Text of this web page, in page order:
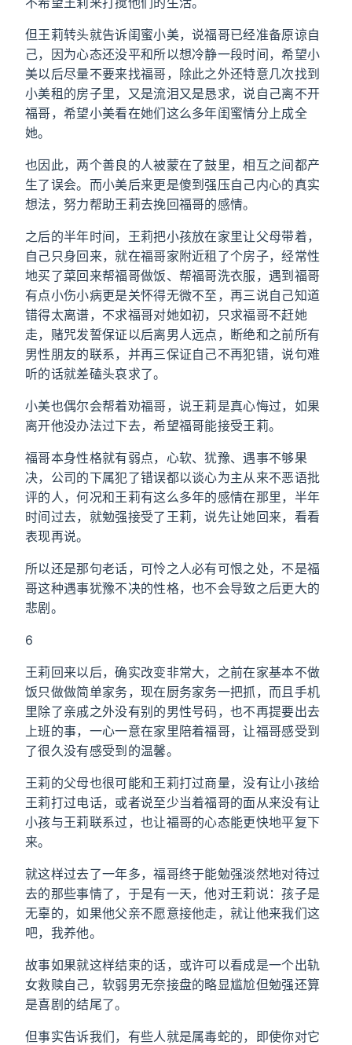
但王莉转头就告诉闺蜜小美，说福哥已经准备原谅自
己，因为心态还没平和所以想冷静一段时间，希望小
美以后尽量不要来找福哥，除此之外还特意几次找到
小美租的房子里，又是流泪又是恳求，说自己离不开
福哥，希望小美看在她们这么多年闺蜜情分上成全
她。
也因此，两个善良的人被蒙在了鼓里，相互之间都产
生了误会。而小美后来更是傻到强压自己内心的真实
想法，努力帮助王莉去挽回福哥的感情。
之后的半年时间，王莉把小孩放在家里让父母带着，
自己只身回来，就在福哥家附近租了个房子，经常性
地买了菜回来帮福哥做饭、帮福哥洗衣服，遇到福哥
有点小伤小病更是关怀得无微不至，再三说自己知道
错得太离谱，不求福哥对她如初，只求福哥不赶她
走，赌咒发誓保证以后离男人远点，断绝和之前所有
男性朋友的联系，并再三保证自己不再犯错，说句难
听的话就差磕头哀求了。
小美也偶尔会帮着劝福哥，说王莉是真心悔过，如果
离开他没办法过下去，希望福哥能接受王莉。
福哥本身性格就有弱点，心软、犹豫、遇事不够果
决，公司的下属犯了错误都以谈心为主从来不恶语批
评的人，何况和王莉有这么多年的感情在那里，半年
时间过去，就勉强接受了王莉，说先让她回来，看看
表现再说。
所以还是那句老话，可怜之人必有可恨之处，不是福
哥这种遇事犹豫不决的性格，也不会导致之后更大的
悲剧。
6
王莉回来以后，确实改变非常大，之前在家基本不做
饭只做做简单家务，现在厨务家务一把抓，而且手机
里除了亲戚之外没有别的男性号码，也不再提要出去
上班的事，一心一意在家里陪着福哥，让福哥感受到
了很久没有感受到的温馨。
王莉的父母也很可能和王莉打过商量，没有让小孩给
王莉打过电话，或者说至少当着福哥的面从来没有让
小孩与王莉联系过，也让福哥的心态能更快地平复下
来。
就这样过去了一年多，福哥终于能勉强淡然地对待过
去的那些事情了，于是有一天，他对王莉说：孩子是
无辜的，如果他父亲不愿意接他走，就让他来我们这
吧，我养他。
故事如果就这样结束的话，或许可以看成是一个出轨
女救赎自己，软弱男无奈接盘的略显尴尬但勉强还算
是喜剧的结尾了。
但事实告诉我们，有些人就是属毒蛇的，即使你对它